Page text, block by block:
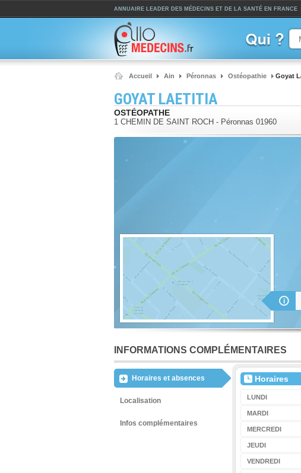
ANNUAIRE LEADER DES MÉDECINS ET DE LA SANTÉ EN FRANCE
Accueil Ain Péronnas Ostéopathie Goyat
GOYAT LAETITIA
OSTÉOPATHE
1 CHEMIN DE SAINT ROCH - Péronnas 01960
INFORMATIONS COMPLÉMENTAIRES
Horaires et absences
Localisation
Infos complémentaires
Horaires
LUNDI
MARDI
MERCREDI
JEUDI
VENDREDI